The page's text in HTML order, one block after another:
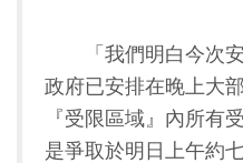
「我們明白今次安
政府已安排在晚上大
『受限區域』內所有
是爭取於明日上午約